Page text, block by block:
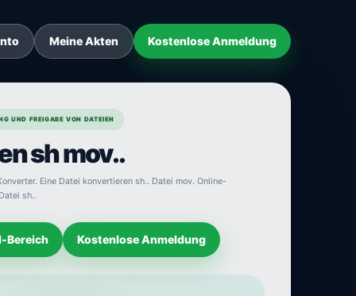
Meine Akten Kostenlose Anmeldung
UND FREIGABE VON DATEIEN
sh mov..
Eine Datei konvertieren sh.. Datei mov. Online-
sh..
Bereich Kostenlose Anmeldung